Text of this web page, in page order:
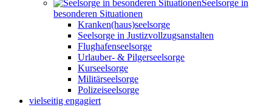
Seelsorge in
besonderen Situationen
Kranken(haus)seelsorge
Seelsorge in Justizvollzugsanstalten
Flughafenseelsorge
Urlauber- & Pilgerseelsorge
Kurseelsorge
Militärseelsorge
Polizeiseelsorge
vielseitig engagiert